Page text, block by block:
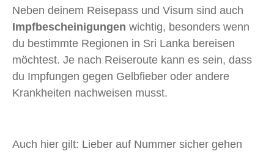
Neben deinem Reisepass und Visum sind auch
Impfbescheinigungen wichtig, besonders wenn
du bestimmte Regionen in Sri Lanka bereisen
möchtest. Je nach Reiseroute kann es sein, dass
du Impfungen gegen Gelbfieber oder andere
Krankheiten nachweisen musst.
Auch hier gilt: Lieber auf Nummer sicher gehen